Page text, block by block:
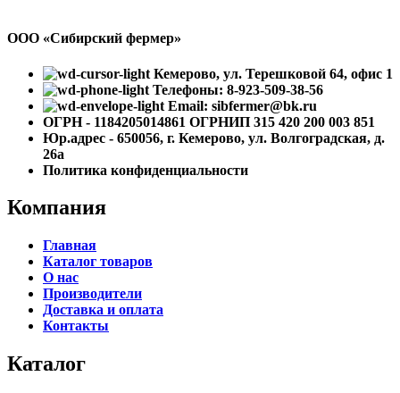
ООО «Сибирский фермер»
Кемерово, ул. Терешковой 64, офис 1
Телефоны: 8-923-509-38-56
Email: sibfermer@bk.ru
ОГРН - 1184205014861 ОГРНИП 315 420 200 003 851
Юр.адрес - 650056, г. Кемерово, ул. Волгоградская, д.
26а
Политика конфиденциальности
Компания
Главная
Каталог товаров
О нас
Производители
Доставка и оплата
Контакты
Каталог